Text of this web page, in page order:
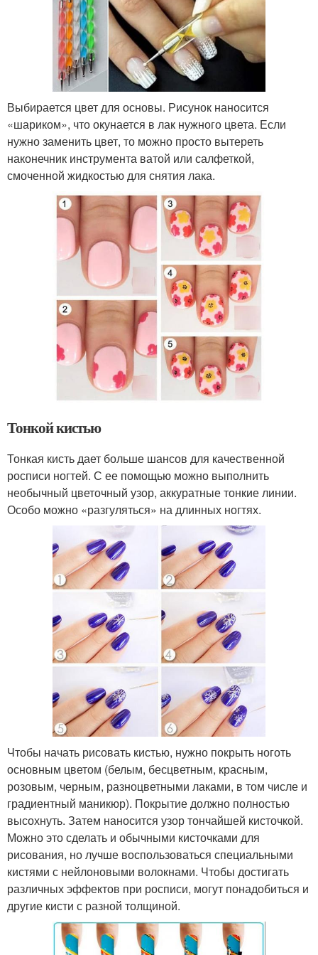
Выбирается цвет для основы. Рисунок наносится
«шариком», что окунается в лак нужного цвета. Если
нужно заменить цвет, то можно просто вытереть
наконечник инструмента ватой или салфеткой,
смоченной жидкостью для снятия лака.
Тонкой кистью
Тонкая кисть дает больше шансов для качественной
росписи ногтей. С ее помощью можно выполнить
необычный цветочный узор, аккуратные тонкие линии.
Особо можно «разгуляться» на длинных ногтях.
Чтобы начать рисовать кистью, нужно покрыть ноготь
основным цветом (белым, бесцветным, красным,
розовым, черным, разноцветными лаками, в том числе и
градиентный маникюр). Покрытие должно полностью
высохнуть. Затем наносится узор тончайшей кисточкой.
Можно это сделать и обычными кисточками для
рисования, но лучше воспользоваться специальными
кистями с нейлоновыми волокнами. Чтобы достигать
различных эффектов при росписи, могут понадобиться и
другие кисти с разной толщиной.